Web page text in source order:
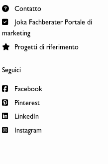
Contatto
Joka Fachberater Portale di
marketing
Progetti di riferimento
Seguici
Facebook
Pinterest
LinkedIn
Instagram